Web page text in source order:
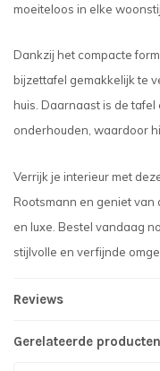
moeiteloos in elke
Dankzij het compacte
bijzettafel gemakkelijk te
huis. Daarnaast is de
onderhouden, waardoor
Verrijk je interieur met
Rootsmann en geniet
en luxe. Bestel vandaag
stijlvolle en verfijnde
Reviews
Gerelateerde producten